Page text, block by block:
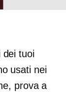
dei tuoi
usati nei
prova a